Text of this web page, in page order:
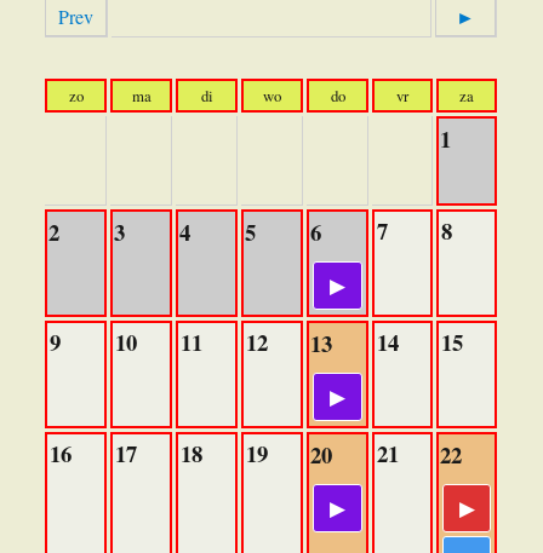
Prev
►
zo ma di wo do vr za
1
2 3 4 5 6 7 8
9 10 11 12 13 14 15
16 17 18 19 20 21 22